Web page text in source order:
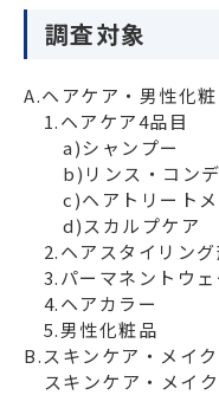
調査対象
A.ヘアケア・男性化
1.ヘアケア4品目
a)シャンプー
b)リンス・コンデ
c)ヘアトリートメ
d)スカルプケア
2.ヘアスタイリング
3.パーマネントウェ
4.ヘアカラー
B.スキンケア・メイ
スキンケア・メイ